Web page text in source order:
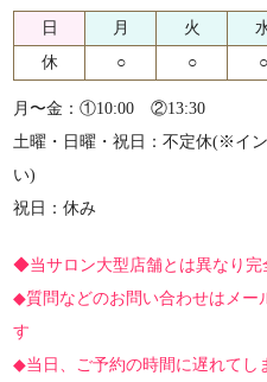
日 月 火
休
○ ○ ○
月〜金：①10:00 ②13:30
土曜・日曜・祝日：不定休(※イ
い)
祝日：休み
◆当サロン大型店舗とは異なり完
◆質問などのお問い合わせはメー
す
◆当日、ご予約の時間に遅れてし